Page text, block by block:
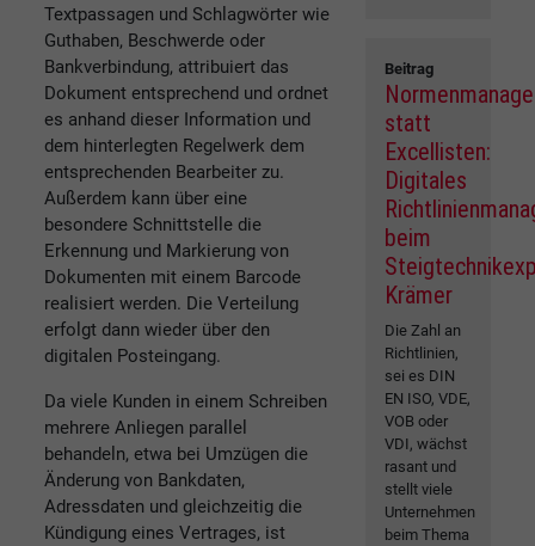
Textpassagen und Schlagwörter wie
Guthaben, Beschwerde oder
Bankverbindung, attribuiert das
Dokument entsprechend und ordnet
es anhand dieser Information und
dem hinterlegten Regelwerk dem
entsprechenden Bearbeiter zu.
Außerdem kann über eine
besondere Schnittstelle die
Erkennung und Markierung von
Dokumenten mit einem Barcode
realisiert werden. Die Verteilung
erfolgt dann wieder über den
digitalen Posteingang.
Da viele Kunden in einem Schreiben
mehrere Anliegen parallel
behandeln, etwa bei Umzügen die
Änderung von Bankdaten,
Adressdaten und gleichzeitig die
Kündigung eines Vertrages, ist
Beitrag
statt
Excellisten:
Digitales
beim
Krämer
Die Zahl an
Richtlinien,
sei es DIN
EN ISO, VDE,
VOB oder
VDI, wächst
rasant und
stellt viele
Unternehmen
beim Thema